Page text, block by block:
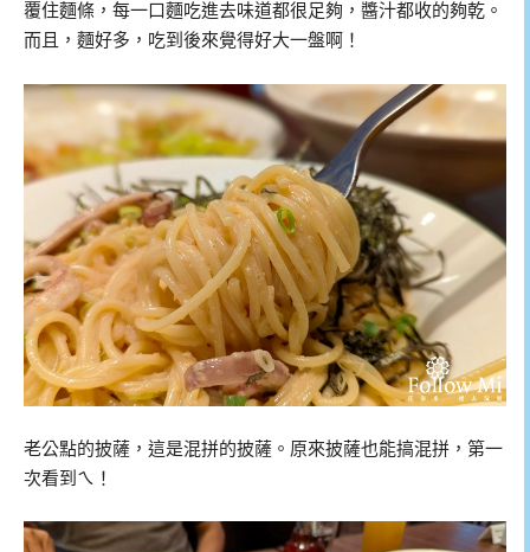
覆住麵條，每一口麵吃進去味道都很足夠，醬汁都收的夠乾。
而且，麵好多，吃到後來覺得好大一盤啊！
老公點的披薩，這是混拼的披薩。原來披薩也能搞混拼，第一
次看到ㄟ！